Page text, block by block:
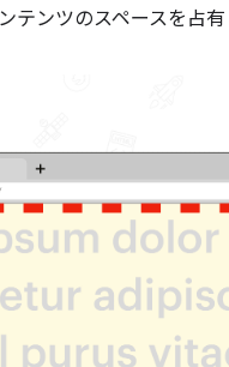
ンツのスペースを占有